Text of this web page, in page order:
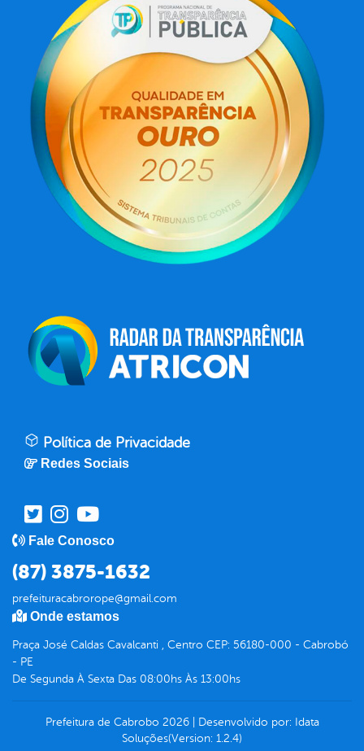
Política de Privacidade
Redes Sociais
Fale Conosco
(87) 3875-1632
prefeituracabrorope@gmail.com
Onde estamos
Praça José Caldas Cavalcanti , Centro CEP: 56180-000 - Cabrobó
- PE
De Segunda À Sexta Das 08:00hs Às 13:00hs
Prefeitura de Cabrobo 2026| Desenvolvido por: Idata
Soluções(Version: 1.2.4)